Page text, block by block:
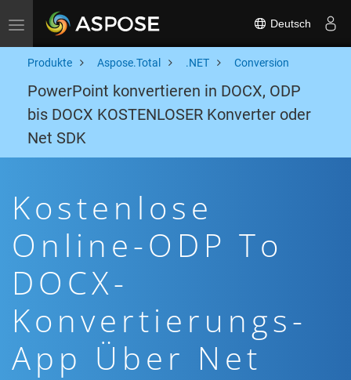
Toggle navigation Deutsch
Produkte Aspose.Total .NET Conversion
PowerPoint konvertieren in DOCX, ODP
bis DOCX KOSTENLOSER Konverter oder
Net SDK
Kostenlose
Online-ODP To
DOCX-
Konvertierungs-
App Über Net